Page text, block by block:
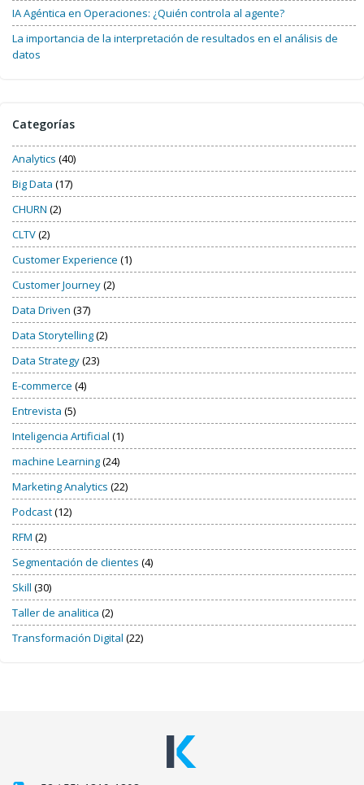
IA Agéntica en Operaciones: ¿Quién controla al agente?
La importancia de la interpretación de resultados en el análisis de
datos
Categorías
Analytics (40)
Big Data (17)
CHURN (2)
CLTV(2)
Customer Experience (1)
Customer Journey(2)
Data Driven (37)
Data Storytelling(2)
Data Strategy(23)
E-commerce (4)
Entrevista (5)
Inteligencia Artificial (1)
machine Learning(24)
Marketing Analytics (22)
Podcast(12)
RFM (2)
Segmentación de clientes (4)
Skill (30)
Taller de analitica (2)
Transformación Digital (22)